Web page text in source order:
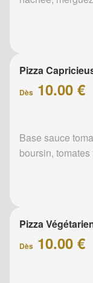
Pizza
Dès 10.00 €
Base sauce
boursin,
Pizza
Dès 10.00 €